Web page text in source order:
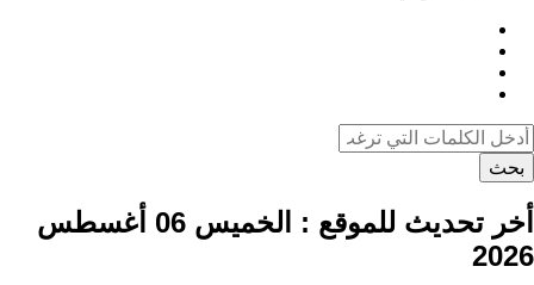
بحث
أخر تحديث للموقع :
الخميس 06 أغسطس
2026